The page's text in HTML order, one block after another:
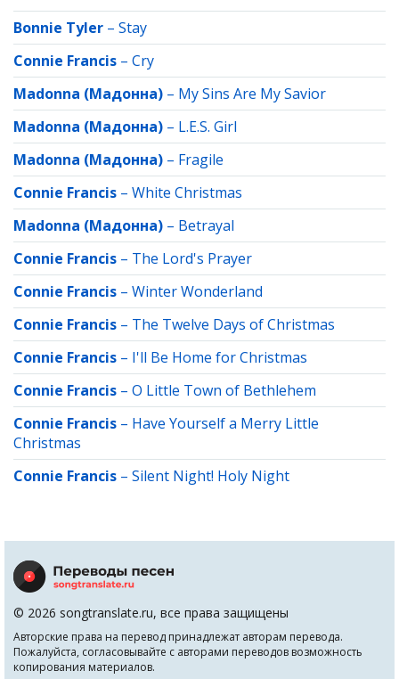
Bonnie Tyler – Stay
Connie Francis – Cry
Madonna (Мадонна) – My Sins Are My Savior
Madonna (Мадонна) – L.E.S. Girl
Madonna (Мадонна) – Fragile
Connie Francis – White Christmas
Madonna (Мадонна) – Betrayal
Connie Francis – The Lord's Prayer
Connie Francis – Winter Wonderland
Connie Francis – The Twelve Days of Christmas
Connie Francis – I'll Be Home for Christmas
Connie Francis – O Little Town of Bethlehem
Connie Francis – Have Yourself a Merry Little
Christmas
Connie Francis – Silent Night! Holy Night
© 2026 songtranslate.ru, все права защищены
Авторские права на перевод принадлежат авторам перевода.
Пожалуйста, согласовывайте с авторами переводов возможность
копирования материалов.